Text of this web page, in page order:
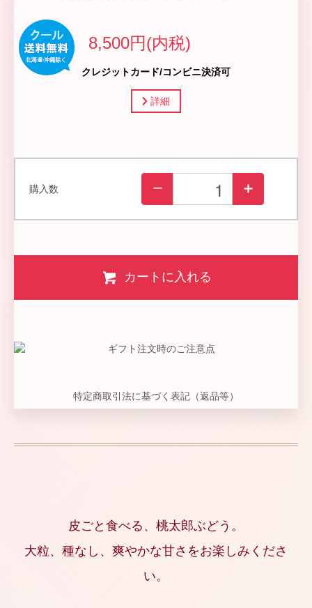
8,500円(内税)
クレジットカード/コンビニ決済可
詳細
購入数
カートに入れる
特定商取引法に基づく表記（返品等）
皮ごと食べる、桃太郎ぶどう。
大粒、種なし、爽やかな甘さをお楽しみくださ
い。